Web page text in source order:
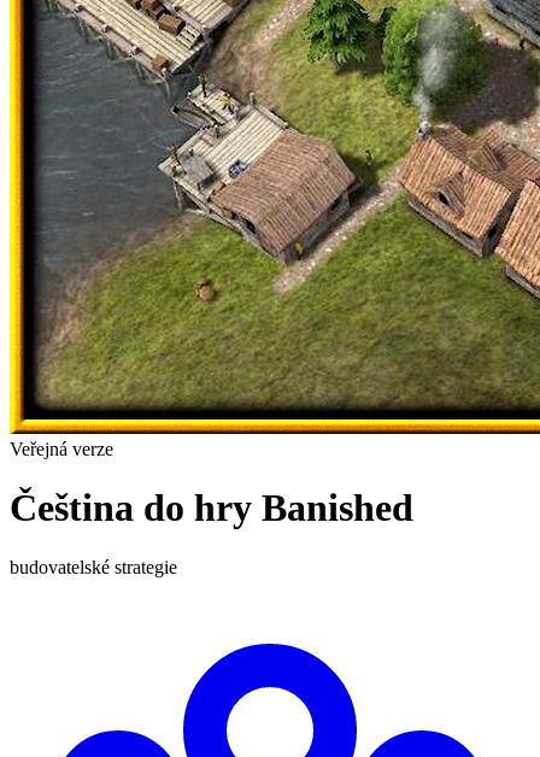
Veřejná verze
Čeština do hry Banished
budovatelské strategie